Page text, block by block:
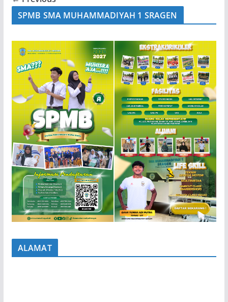
SPMB SMA MUHAMMADIYAH 1 SRAGEN
ALAMAT